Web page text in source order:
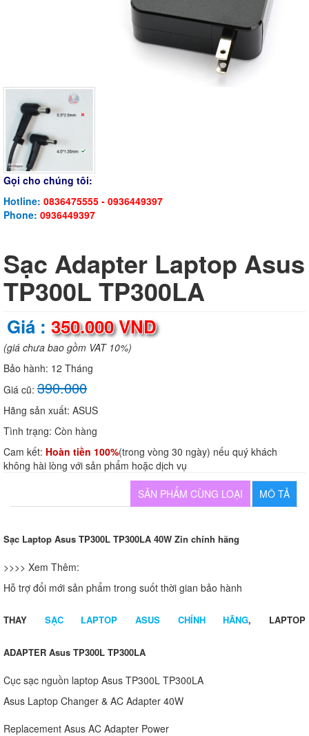
Gọi cho chúng tôi:
Hotline: 0836475555 - 0936449397
Phone: 0936449397
Sạc Adapter Laptop Asus
TP300L TP300LA
Giá : 350.000 VND
(giá chưa bao gồm VAT 10%)
Bảo hành: 12 Tháng
Giá cũ: 390.000
Hãng sản xuất: ASUS
Tình trạng: Còn hàng
Cam kết: Hoàn tiền 100%(trong vòng 30 ngày) nếu quý khách
không hài lòng với sản phẩm hoặc dịch vụ
MÔ TẢ
SẢN PHẨM CÙNG LOẠI
Sạc Laptop Asus TP300L TP300LA 40W Zin chính hãng
>>>> Xem Thêm:
Hỗ trợ đổi mới sản phẩm trong suốt thời gian bảo hành
THAY SẠC LAPTOP ASUS CHÍNH HÃNG, LAPTOP
ADAPTER Asus TP300L TP300LA
Cục sạc nguồn laptop Asus TP300L TP300LA
Asus Laptop Changer & AC Adapter 40W
Replacement Asus AC Adapter Power